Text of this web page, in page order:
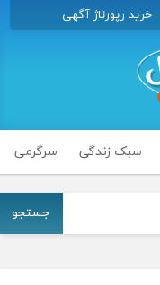
خرید رپورتاژ آگهی
سبک زندگی سرگرمی
جستجو